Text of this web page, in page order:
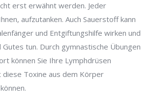
erst erwähnt werden. Jeder
aufzutanken. Auch Sauerstoff kann
und Entgiftungshilfe wirken und
tun. Durch gymnastische Übungen
können Sie Ihre Lymphdrüsen
diese Toxine aus dem Körper